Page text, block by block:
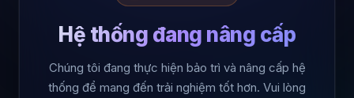
Hệ thống đang nâng cấp
Chúng tôi đang thực hiện bảo trì và nâng cấp hệ
thống để mang đến trải nghiệm tốt hơn. Vui lòng